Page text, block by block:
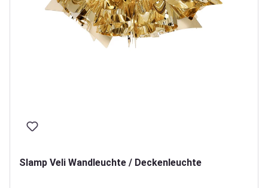
Slamp Veli Wandleuchte / Deckenleuchte